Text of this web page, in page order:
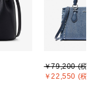
￥79,200 (税
￥22,550 (税